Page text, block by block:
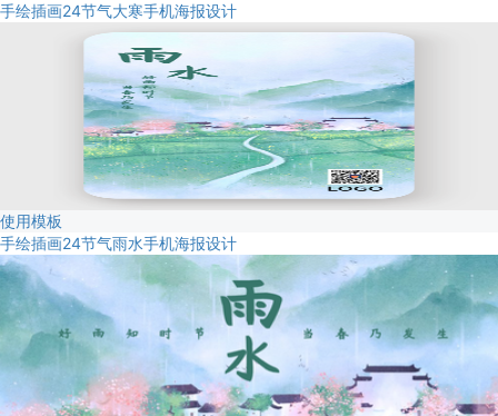
手绘插画24节气大寒手机海报设计
使用模板
手绘插画24节气雨水手机海报设计